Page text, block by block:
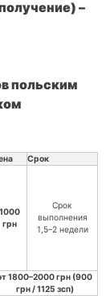
–
польским
Срок
1000
грн
Срок
выполнения
1,5–2 недели
1800–2000 грн (900
грн / 1125 зсп)